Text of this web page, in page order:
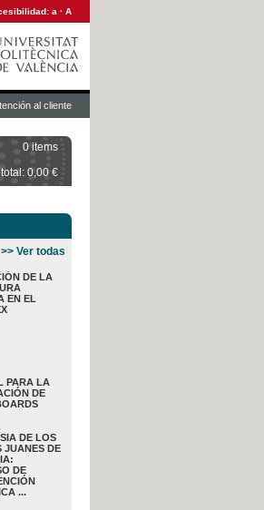
a · A
al cliente
0 items
0,00 €
>> Ver todas
DE LA
EN EL
PARA LA
DE
DE LOS
JUANES DE
DE
...